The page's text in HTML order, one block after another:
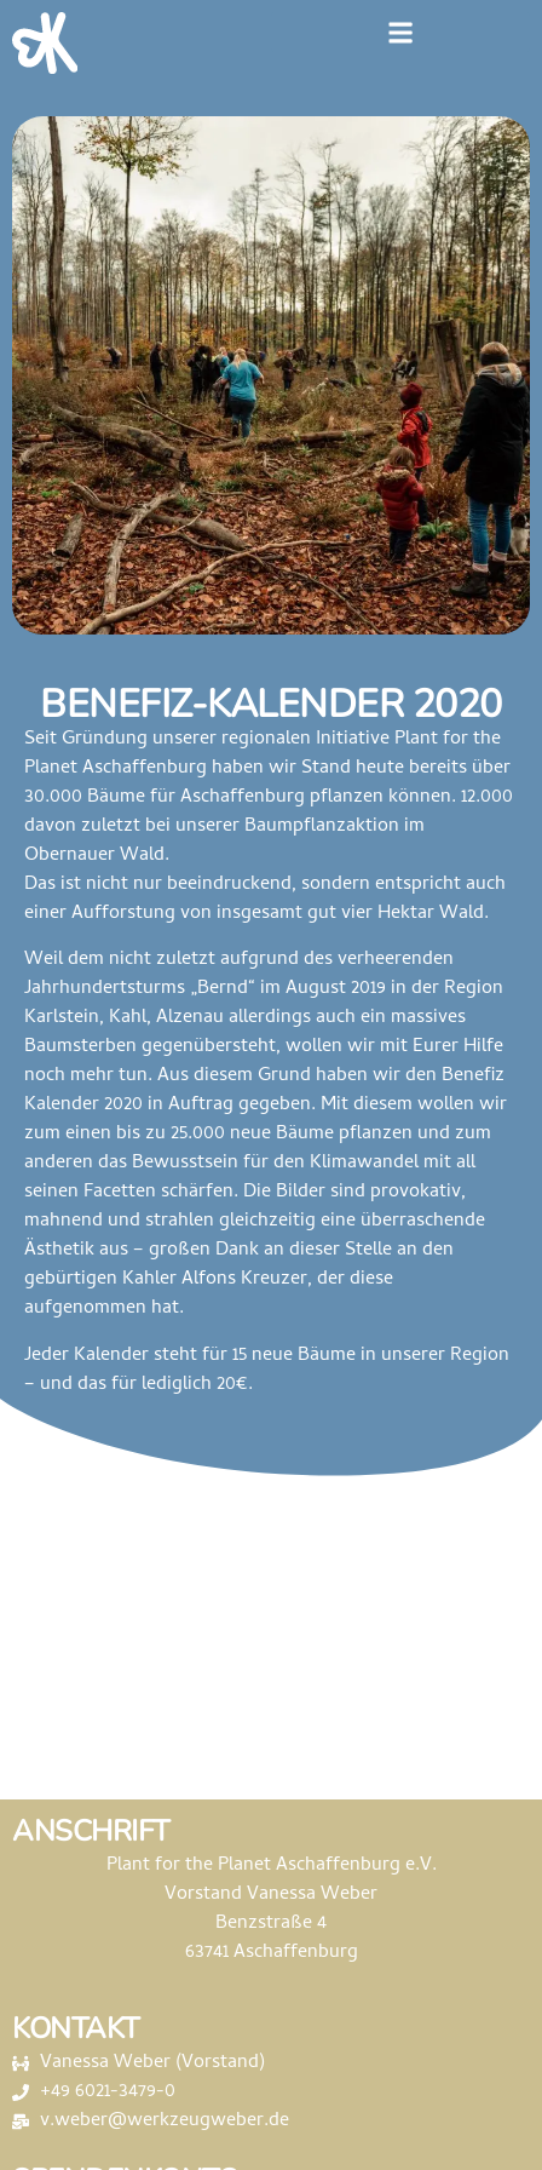
BENEFIZ-KALENDER 2020
Seit Gründung unserer regionalen Initiative Plant for the
Planet Aschaffenburg haben wir Stand heute bereits über
30.000 Bäume für Aschaffenburg pflanzen können. 12.000
davon zuletzt bei unserer Baumpflanzaktion im
Obernauer Wald.
Das ist nicht nur beeindruckend, sondern entspricht auch
einer Aufforstung von insgesamt gut vier Hektar Wald.
Weil dem nicht zuletzt aufgrund des verheerenden
Jahrhundertsturms „Bernd“ im August 2019 in der Region
Karlstein, Kahl, Alzenau allerdings auch ein massives
Baumsterben gegenübersteht, wollen wir mit Eurer Hilfe
noch mehr tun. Aus diesem Grund haben wir den Benefiz
Kalender 2020 in Auftrag gegeben. Mit diesem wollen wir
zum einen bis zu 25.000 neue Bäume pflanzen und zum
anderen das Bewusstsein für den Klimawandel mit all
seinen Facetten schärfen. Die Bilder sind provokativ,
mahnend und strahlen gleichzeitig eine überraschende
Ästhetik aus – großen Dank an dieser Stelle an den
gebürtigen Kahler Alfons Kreuzer, der diese
aufgenommen hat.
Jeder Kalender steht für 15 neue Bäume in unserer Region
– und das für lediglich 20€.
ANSCHRIFT
Plant for the Planet Aschaffenburg e.V.
Vorstand Vanessa Weber
Benzstraße 4
63741 Aschaffenburg
KONTAKT
Vanessa Weber (Vorstand)
+49 6021-3479-0
v.weber@werkzeugweber.de